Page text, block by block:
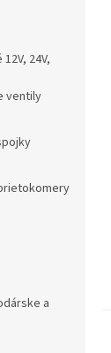
24V,
ventily
a